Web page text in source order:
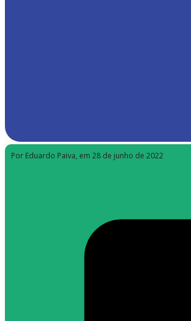
Por Eduardo Paiva, em 28 de junho de 2022